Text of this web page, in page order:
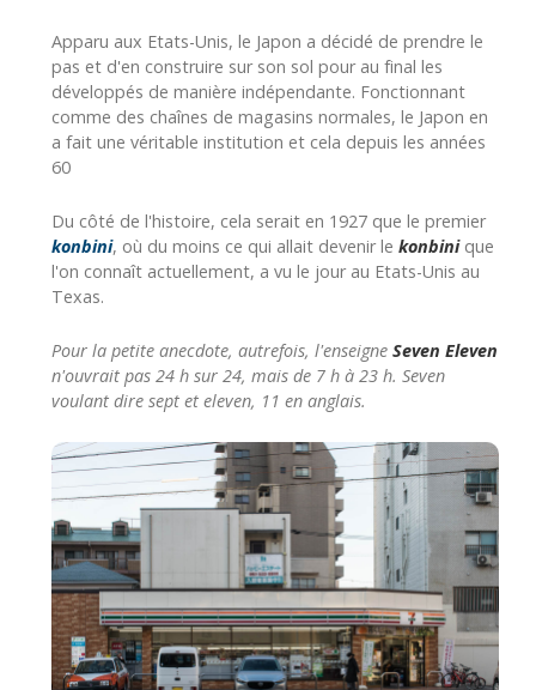
Apparu aux Etats-Unis, le Japon a décidé de prendre le
pas et d'en construire sur son sol pour au final les
développés de manière indépendante. Fonctionnant
comme des chaînes de magasins normales, le Japon en
a fait une véritable institution et cela depuis les années
60
Du côté de l'histoire, cela serait en 1927 que le premier
konbini, où du moins ce qui allait devenir le konbinique
l'on connaît actuellement, a vu le jour au Etats-Unis au
Texas.
Pour la petite anecdote, autrefois, l'enseigne Seven Eleven
n'ouvrait pas 24 h sur 24, mais de 7 h à 23 h. Seven
voulant dire sept et eleven, 11 en anglais.